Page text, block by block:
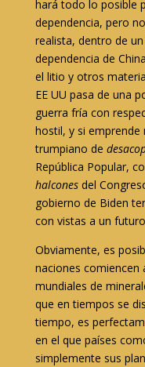
hará todo lo posible
dependencia, pero
realista, dentro de
dependencia de
el litio y otros
EE UU pasa de una
guerra fría con
hostil, y si
trumpiano de
República Popular,
halconesdel
gobierno de Biden
con vistas a un
Obviamente, es
naciones comiencen
mundiales de
que en tiempos se
tiempo, es
en el que países
simplemente sus